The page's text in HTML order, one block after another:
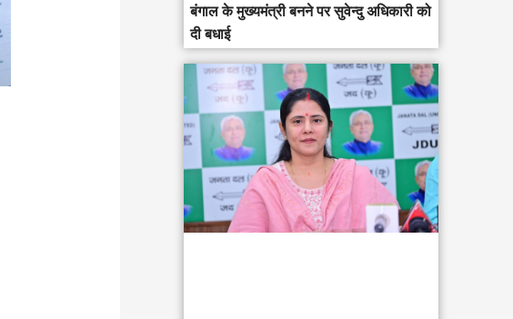
बंगाल के मुख्यमंत्री बनने पर सुवेन्दु अधिकारी को
दी बधाई